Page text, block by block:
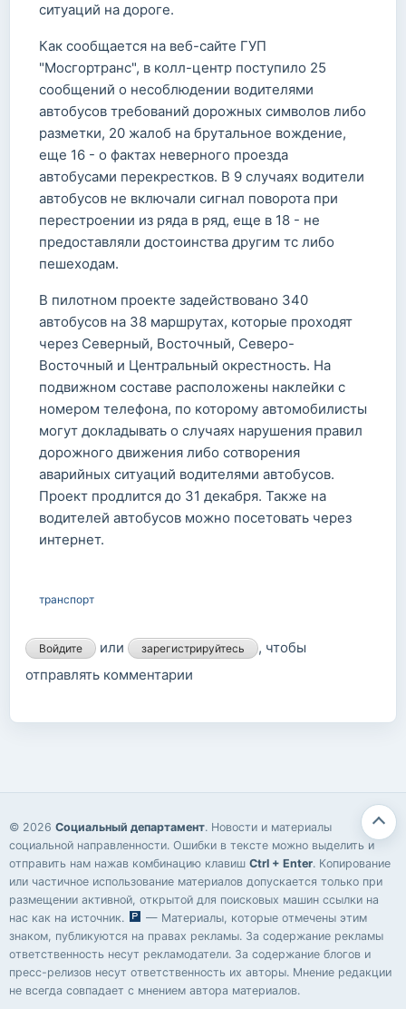
ситуаций на дороге.
Как сообщается на веб-сайте ГУП
"Мосгортранс", в колл-центр поступило 25
сообщений о несоблюдении водителями
автобусов требований дорожных символов либо
разметки, 20 жалоб на брутальное вождение,
еще 16 - о фактах неверного проезда
автобусами перекрестков. В 9 случаях водители
автобусов не включали сигнал поворота при
перестроении из ряда в ряд, еще в 18 - не
предоставляли достоинства другим тс либо
пешеходам.
В пилотном проекте задействовано 340
автобусов на 38 маршрутах, которые проходят
через Северный, Восточный, Северо-
Восточный и Центральный окрестность. На
подвижном составе расположены наклейки с
номером телефона, по которому автомобилисты
могут докладывать о случаях нарушения правил
дорожного движения либо сотворения
аварийных ситуаций водителями автобусов.
Проект продлится до 31 декабря. Также на
водителей автобусов можно посетовать через
интернет.
транспорт
Войдите или зарегистрируйтесь
, чтобы
отправлять комментарии
© 2026 Социальный департамент. Новости и материалы
социальной направленности. Ошибки в тексте можно выделить и
отправить нам нажав комбинацию клавиш Ctrl + Enter. Копирование
или частичное использование материалов допускается только при
размещении активной, открытой для поисковых машин ссылки на
нас как на источник.
— Материалы, которые отмечены этим
знаком, публикуются на правах рекламы. За содержание рекламы
ответственность несут рекламодатели. За содержание блогов и
пресс-релизов несут ответственность их авторы. Мнение редакции
не всегда совпадает с мнением автора материалов.